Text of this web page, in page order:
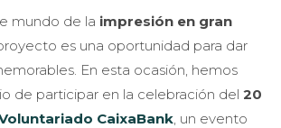
mundo de la impresión en gran
es una oportunidad para dar
En esta ocasión, hemos
de participar en la celebración del 20
CaixaBank , un evento